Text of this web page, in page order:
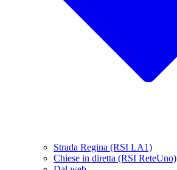
Strada Regina (RSI LA1)
Chiese in diretta (RSI ReteUno)